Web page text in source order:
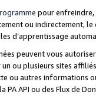
pour
ou indirectement,
d’apprentissage
peuvent vous
ou plusieurs sites
ou autres informations
PA API ou des Flux de